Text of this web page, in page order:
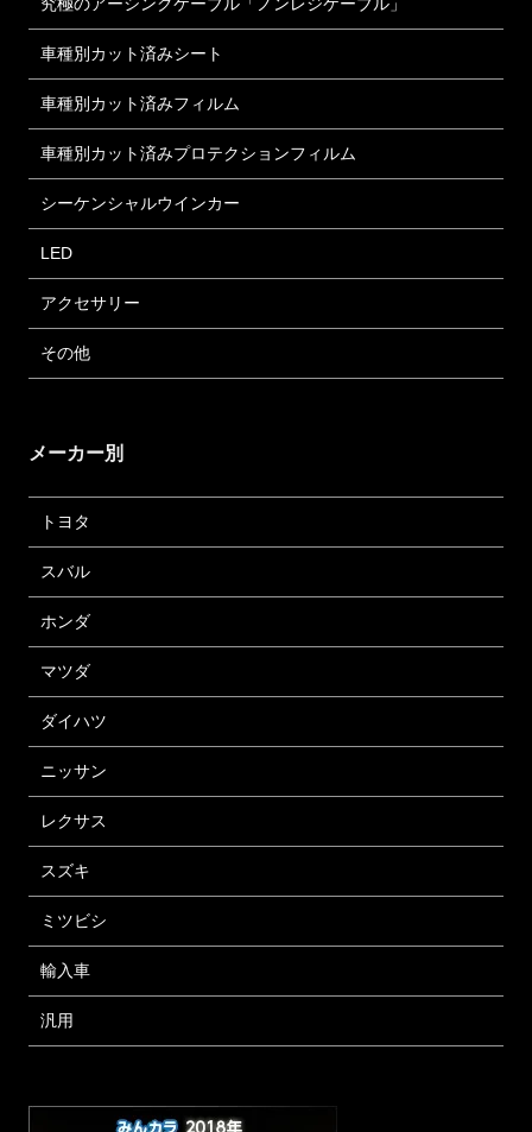
究極のアーシングケーブル「ノンレジケーブル」
車種別カット済みシート
車種別カット済みフィルム
車種別カット済みプロテクションフィルム
シーケンシャルウインカー
LED
アクセサリー
その他
メーカー別
トヨタ
スバル
ホンダ
マツダ
ダイハツ
ニッサン
レクサス
スズキ
ミツビシ
輸入車
汎用